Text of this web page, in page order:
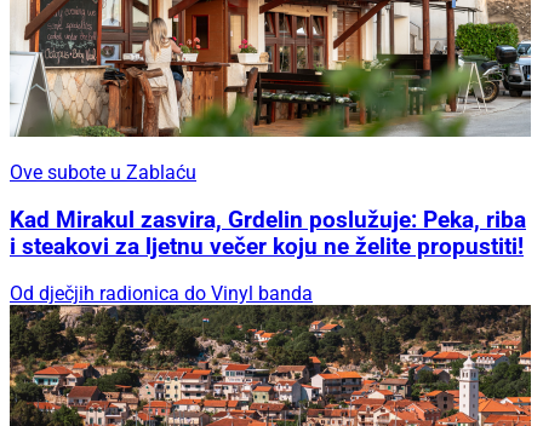
Ove subote u Zablaću
Kad Mirakul zasvira, Grdelin poslužuje: Peka, riba
i steakovi za ljetnu večer koju ne želite propustiti!
Od dječjih radionica do Vinyl banda